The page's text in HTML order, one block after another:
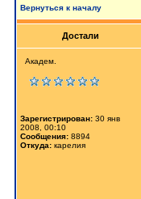
Вернуться к началу
Достали
Академ.
Зарегистрирован: 30 янв
2008, 00:10
Сообщения: 8894
Откуда: карелия